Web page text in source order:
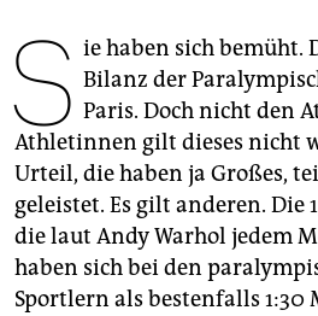
genossenschaft
epaper login
S ie haben sich bemüht.
Bilanz der
Paris. Doch nicht den
Athletinnen gilt dieses nicht
Urteil, die haben ja Großes,
geleistet. Es gilt anderen. Die
die laut Andy Warhol jedem
haben sich bei den
Sportlern als bestenfalls 1:30